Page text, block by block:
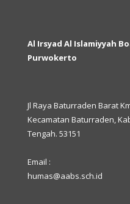
Al Irsyad Al Islamiyyah
Purwokerto
Jl Raya Baturraden Barat
Kecamatan Baturraden,
Tengah. 53151
Email :
humas@aabs.sch.id